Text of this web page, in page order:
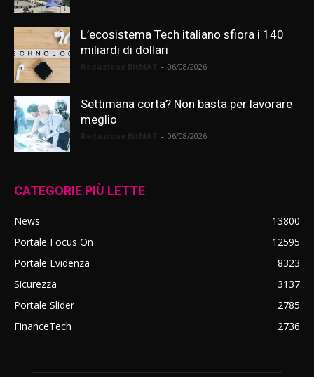
L’ecosistema Tech italiano sfiora i 140
miliardi di dollari
- 06/08/2026
Settimana corta? Non basta per lavorare
meglio
- 06/08/2026
CATEGORIE PIÙ LETTE
News
13800
Portale Focus On
12595
Portale Evidenza
8323
Sicurezza
3137
Portale Slider
2785
FinanceTech
2736